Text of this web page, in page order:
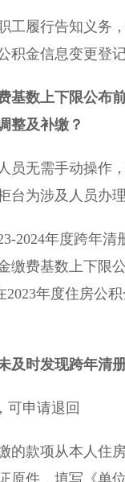
履行告知义务，
积金信息变更登
基数上下限公布
整及补缴？
无需手动操作，
台为涉及人员办理
年度跨年清
缴费基数上下限
2023年度住房公
及时发现跨年清
申请退回
款项从本人住房
原件，填写《单